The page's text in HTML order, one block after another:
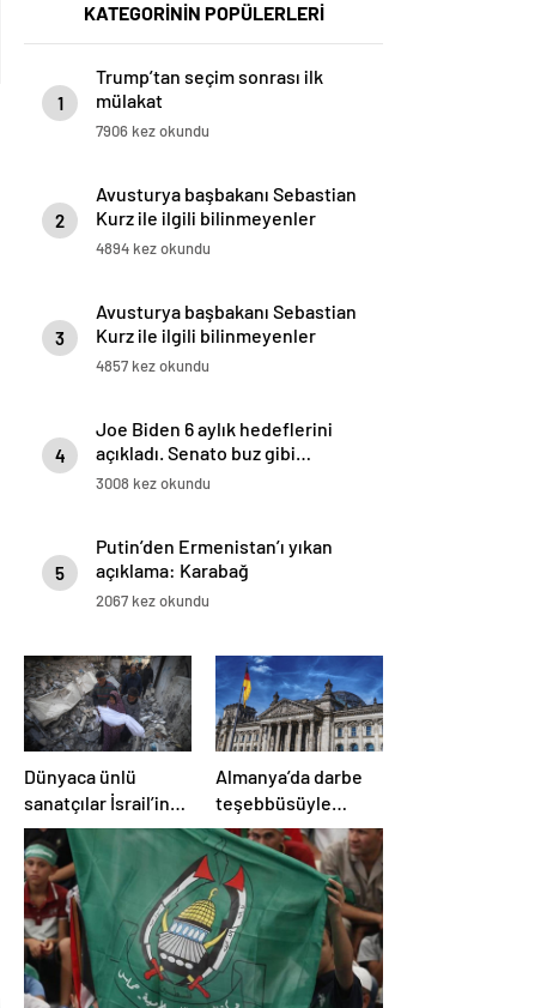
KATEGORİNİN POPÜLERLERİ
1
Trump’tan seçim sonrası ilk
mülakat
7906 kez okundu
2
Avusturya başbakanı Sebastian
Kurz ile ilgili bilinmeyenler
4894 kez okundu
3
Avusturya başbakanı Sebastian
Kurz ile ilgili bilinmeyenler
4857 kez okundu
4
Joe Biden 6 aylık hedeflerini
açıkladı. Senato buz gibi…
3008 kez okundu
5
Putin’den Ermenistan’ı yıkan
açıklama: Karabağ
Azerbaycan’ın ayrılmaz bir
2067 kez okundu
Dünyaca ünlü
sanatçılar İsrail’in
Gazze’deki
soykırımını kınadı
Almanya’da darbe
teşebbüsüyle
suçlanan örgüte ait
dernek yasaklandı